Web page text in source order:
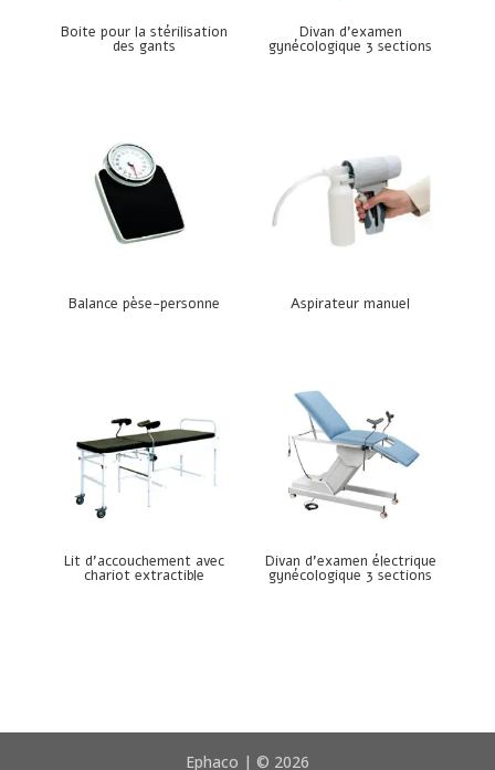
Boite pour la stérilisation
des gants
Divan d’examen
gynécologique 3 sections
Balance pèse-personne Aspirateur manuel
Lit d’accouchement avec
chariot extractible
Divan d’examen électrique
gynécologique 3 sections
Ephaco | © 2026